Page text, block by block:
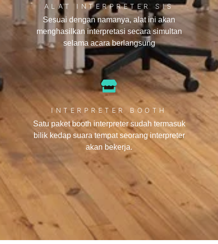
ALAT INTERPRETER SIS
Sesuai dengan namanya, alat ini akan
menghasilkan interpretasi secara simultan
selama acara berlangsung
INTERPRETER BOOTH
Satu paket booth interpreter sudah termasuk
bilik kedap suara tempat seorang interpreter
akan bekerja.